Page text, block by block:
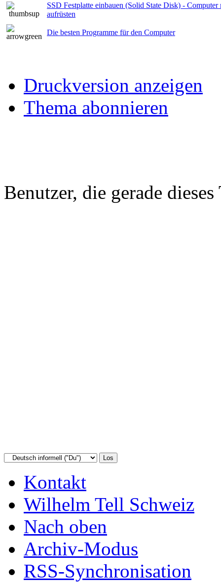
SSD Festplatte einbauen (Solid State Disk) -
aufrüsten
Die besten Programme für den Computer
Druckversion anzeigen
Thema abonnieren
Benutzer, die gerade
Kontakt
Wilhelm Tell Schweiz
Nach oben
Archiv-Modus
RSS-Synchronisation